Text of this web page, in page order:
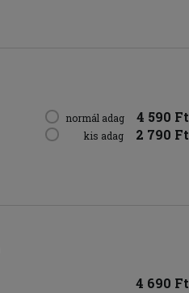
normál adag 4 590 Ft
kis adag 2 790 Ft
4 690 Ft